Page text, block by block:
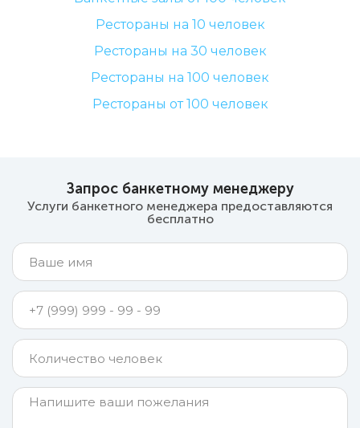
Рестораны на 10 человек
Рестораны на 30 человек
Рестораны на 100 человек
Рестораны от 100 человек
Запрос банкетному менеджеру
Услуги банкетного менеджера предоставляются
бесплатно